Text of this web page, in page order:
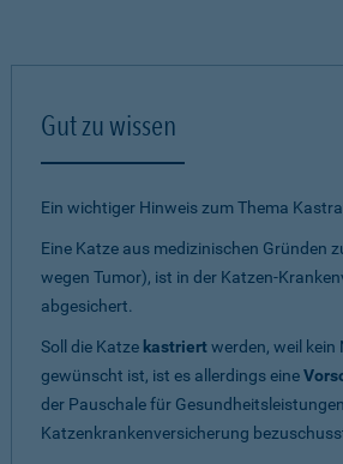
Gut zu wissen
Ein wichtiger Hinweis zum Thema
Eine Katze aus medizinischen Gründen
wegen Tumor), ist in der Katzen-
abgesichert.
Soll die Katze kastriertwerden, weil kein
gewünscht ist, ist es allerdings eine
der Pauschale für
Katzenkrankenversicherung